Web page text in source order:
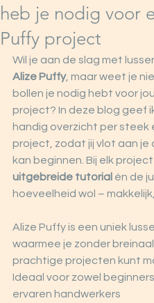
heb je nodig voor
Puffy project
Wil je aan de slag met
Alize Puffy, maar weet je
bollen je nodig hebt voor
project? In deze blog geef
handig overzicht per steek
project, zodat jij vlot aan je
kan beginnen. Bij elk
uitgebreide tutorial én de
hoeveelheid wol –
Alize Puffy is een uniek
waarmee je zonder
prachtige projecten kunt
Ideaal voor zowel
ervaren handwerkers